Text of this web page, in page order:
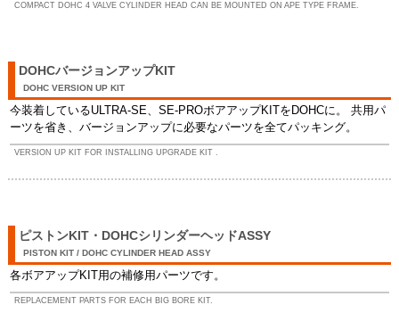
COMPACT DOHC 4 VALVE CYLINDER HEAD CAN BE MOUNTED ON APE TYPE FRAME.
DOHCバージョンアップKIT
DOHC VERSION UP KIT
今装着しているULTRA-SE、SE-PROボアアップKITをDOHCに。 共用パ
ーツを省き、バージョンアップに必要なパーツを全てパッキング。
VERSION UP KIT FOR INSTALLING UPGRADE KIT .
ピストンKIT・DOHCシリンダーヘッドASSY
PISTON KIT / DOHC CYLINDER HEAD ASSY
各ボアアップKIT用の補修用パーツです。
REPLACEMENT PARTS FOR EACH BIG BORE KIT.